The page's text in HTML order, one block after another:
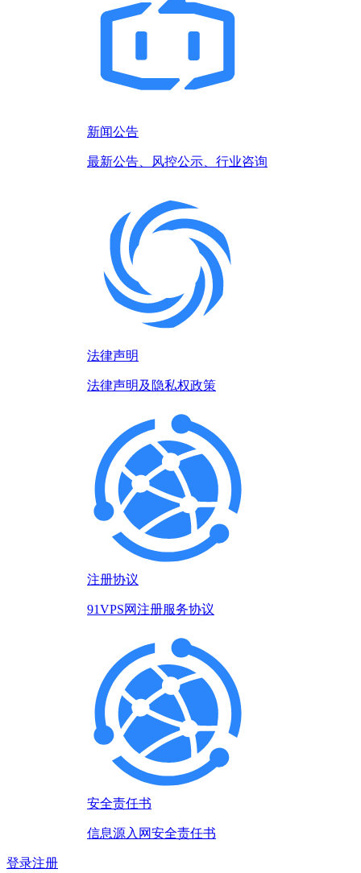
新闻公告
最新公告、风控公示、行业咨询
法律声明
法律声明及隐私权政策
注册协议
91VPS网注册服务协议
安全责任书
信息源入网安全责任书
登录注册